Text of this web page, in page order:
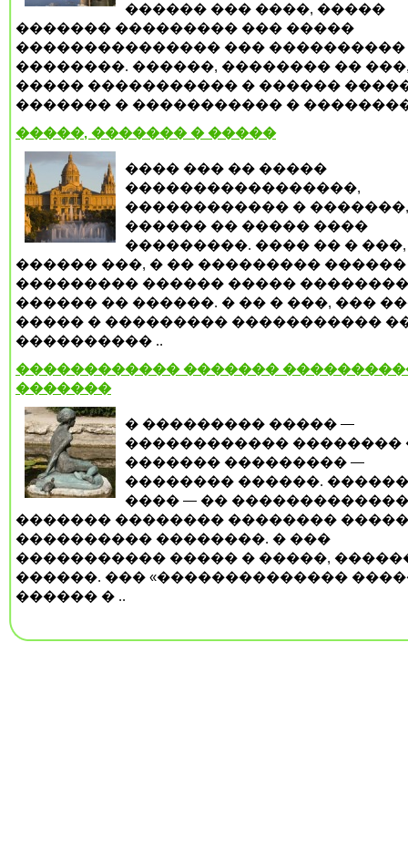
������ ��� ����, �����
������� ��������� ��� �����
��������������� ��� ����������
��������. ������, �������� ��
����� ����������� � ������
������� � ����������� � ��������
�����, ������� � �����
���� ��� �� �����
�����������������,
������������ � �������,
������ �� ����� ����
���������. ���� �� �
������ ���, � �� ��������� ������
��������� ������ �����
������ �� ������. � �� � ���, ���
����� � ��������� �����������
���������� ..
������������ �������
�������
� ��������� ����� —
������������ ��������
������� ��������� —
�������� ������.
���� — ��
������� �������� ��������
���������� ��������. � ���
����������� ����� � �����,
������. ��� «��������������
������ � ..